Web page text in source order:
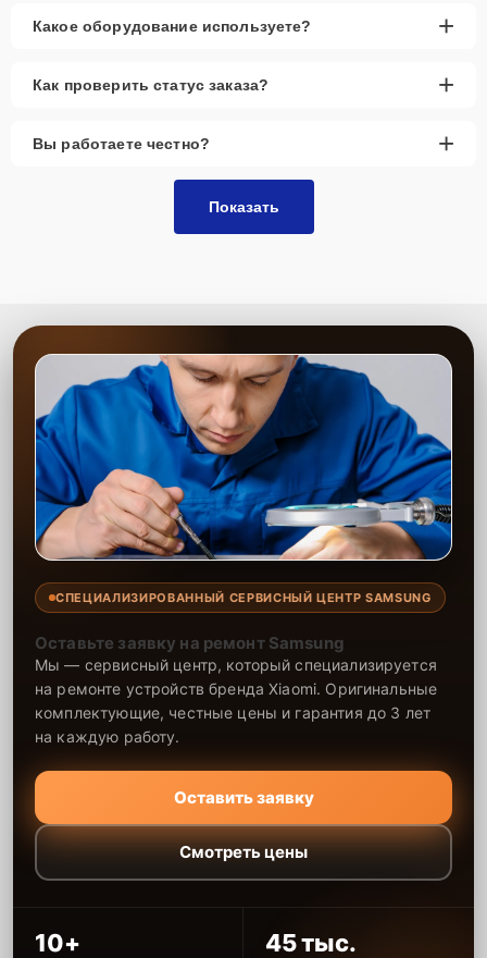
Какое оборудование используете? +
Как проверить статус заказа? +
Вы работаете честно? +
Показать
СПЕЦИАЛИЗИРОВАННЫЙ СЕРВИСНЫЙ ЦЕНТР SAMSUNG
Оставьте заявку на ремонт Samsung
Мы — сервисный центр, который специализируется
на ремонте устройств бренда Xiaomi. Оригинальные
комплектующие, честные цены и гарантия до 3 лет
на каждую работу.
Оставить заявку
Смотреть цены
10+ 45 тыс.